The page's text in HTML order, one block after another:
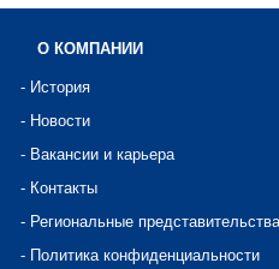
О КОМПАНИИ
- История
- Новости
- Вакансии и карьера
- Контакты
- Региональные представительства
- Политика конфиденциальности